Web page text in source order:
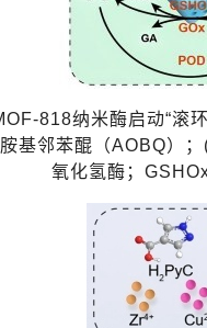
818纳米酶启动“滚
基邻苯醌 （AOBQ） ；
氧化氢酶；